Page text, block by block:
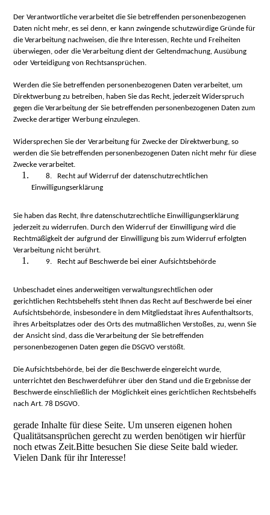
Der Verantwortliche verarbeitet die Sie betreffenden personenbezogenen
Daten nicht mehr, es sei denn, er kann zwingende schutzwürdige Gründe für
die Verarbeitung nachweisen, die Ihre Interessen, Rechte und Freiheiten
überwiegen, oder die Verarbeitung dient der Geltendmachung, Ausübung
oder Verteidigung von Rechtsansprüchen.
Werden die Sie betreffenden personenbezogenen Daten verarbeitet, um
Direktwerbung zu betreiben, haben Sie das Recht, jederzeit Widerspruch
gegen die Verarbeitung der Sie betreffenden personenbezogenen Daten zum
Zwecke derartiger Werbung einzulegen.
Widersprechen Sie der Verarbeitung für Zwecke der Direktwerbung, so
werden die Sie betreffenden personenbezogenen Daten nicht mehr für diese
Zwecke verarbeitet.
8. Recht auf Widerruf der datenschutzrechtlichen
Einwilligungserklärung
Sie haben das Recht, Ihre datenschutzrechtliche Einwilligungserklärung
jederzeit zu widerrufen. Durch den Widerruf der Einwilligung wird die
Rechtmäßigkeit der aufgrund der Einwilligung bis zum Widerruf erfolgten
Verarbeitung nicht berührt.
9. Recht auf Beschwerde bei einer Aufsichtsbehörde
Unbeschadet eines anderweitigen verwaltungsrechtlichen oder
gerichtlichen Rechtsbehelfs steht Ihnen das Recht auf Beschwerde bei einer
Aufsichtsbehörde, insbesondere in dem Mitgliedstaat ihres Aufenthaltsorts,
ihres Arbeitsplatzes oder des Orts des mutmaßlichen Verstoßes, zu, wenn Sie
der Ansicht sind, dass die Verarbeitung der Sie betreffenden
personenbezogenen Daten gegen die DSGVO verstößt.
Die Aufsichtsbehörde, bei der die Beschwerde eingereicht wurde,
unterrichtet den Beschwerdeführer über den Stand und die Ergebnisse der
Beschwerde einschließlich der Möglichkeit eines gerichtlichen Rechtsbehelfs
nach Art. 78 DSGVO.
gerade Inhalte für diese Seite. Um unseren eigenen hohen
Qualitätsansprüchen gerecht zu werden benötigen wir hierfür
noch etwas Zeit.Bitte besuchen Sie diese Seite bald wieder.
Vielen Dank für ihr Interesse!